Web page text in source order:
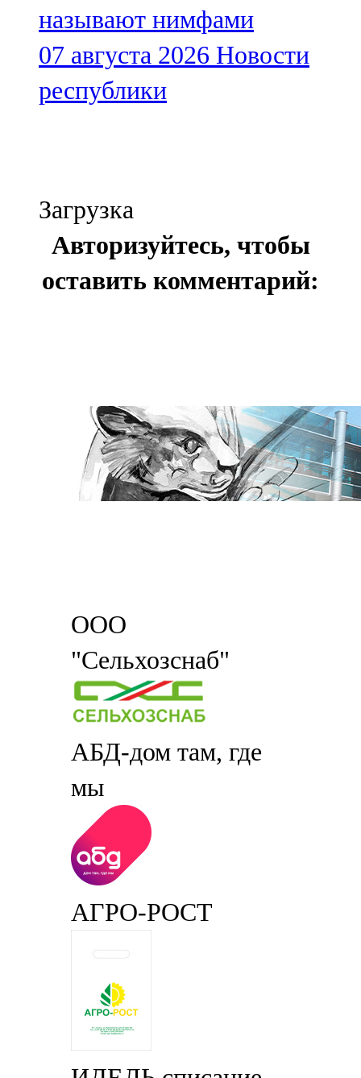
называют нимфами
07 августа 2026 Новости
республики
Загрузка
Авторизуйтесь, чтобы
оставить комментарий:
ООО
"Сельхозснаб"
АБД-дом там, где
мы
АГРО-РОСТ